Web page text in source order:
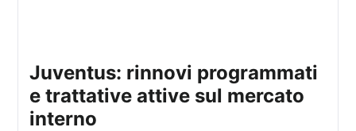
juventus: rinnovi programmati
e trattative attive sul mercato
interno